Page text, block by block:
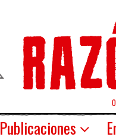
Publicaciones